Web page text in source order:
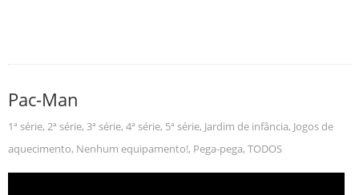
Pac-Man
1ª série, 2ª série, 3ª série, 4ª série, 5ª série, Jardim de infância, Jogos de
aquecimento, Nenhum equipamento!, Pega-pega, TODOS